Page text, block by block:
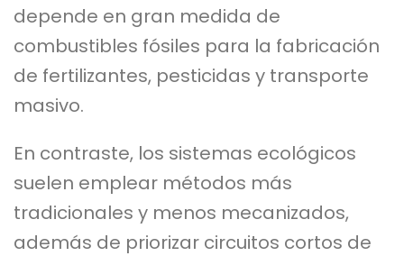
depende en gran medida de
combustibles fósiles para la fabricación
de fertilizantes, pesticidas y transporte
masivo.
En contraste, los sistemas ecológicos
suelen emplear métodos más
tradicionales y menos mecanizados,
además de priorizar circuitos cortos de